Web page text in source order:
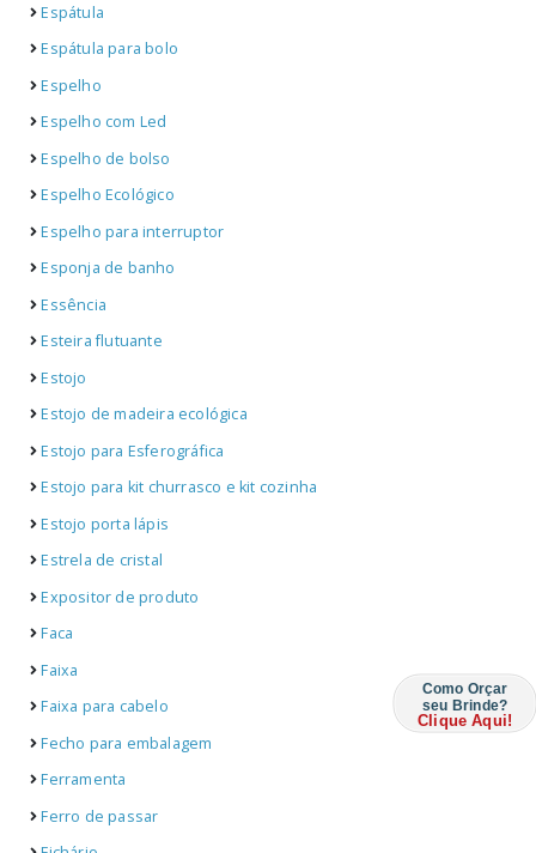
Espátula
Espátula para bolo
Espelho
Espelho com Led
Espelho de bolso
Espelho Ecológico
Espelho para interruptor
Esponja de banho
Essência
Esteira flutuante
Estojo
Estojo de madeira ecológica
Estojo para Esferográfica
Estojo para kit churrasco e kit cozinha
Estojo porta lápis
Estrela de cristal
Expositor de produto
Faca
Faixa
Faixa para cabelo
Fecho para embalagem
Ferramenta
Ferro de passar
Como Orçar
seu Brinde?
Clique Aqui!